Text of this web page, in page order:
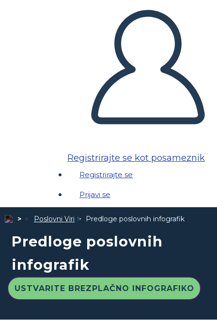
Registrirajte se kot posameznik
Registrirajte se
Prijavi se
Poslovni Viri Predloge poslovnih infografik
Predloge poslovnih
infografik
USTVARITE BREZPLAČNO INFOGRAFIKO